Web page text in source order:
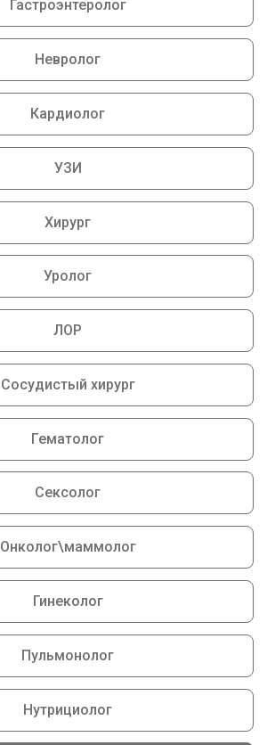
Гастроэнтеролог
Невролог
Кардиолог
УЗИ
Хирург
Уролог
ЛОР
Сосудистый хирург
Гематолог
Сексолог
Онколог\маммолог
Гинеколог
Пульмонолог
Нутрициолог